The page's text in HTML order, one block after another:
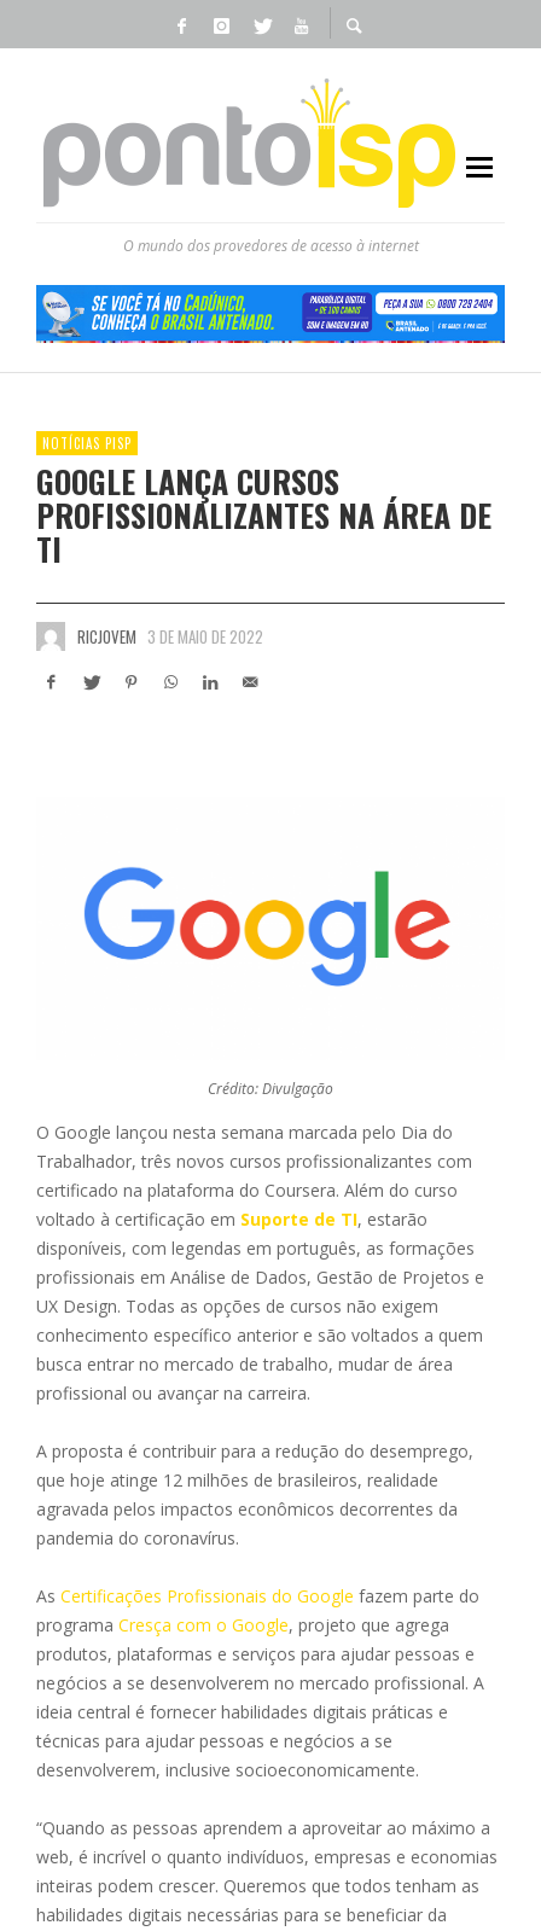
O mundo dos provedores de acesso à internet
NOTÍCIAS PISP
GOOGLE LANÇA CURSOS
PROFISSIONALIZANTES NA ÁREA DE
TI
RICJOVEM 3 DE MAIO DE 2022
Crédito: Divulgação
O Google lançou nesta semana marcada pelo Dia do
Trabalhador, três novos cursos profissionalizantes com
certificado na plataforma do Coursera. Além do curso
voltado à certificação em Suporte de TI, estarão
disponíveis, com legendas em português, as formações
profissionais em Análise de Dados, Gestão de Projetos e
UX Design. Todas as opções de cursos não exigem
conhecimento específico anterior e são voltados a quem
busca entrar no mercado de trabalho, mudar de área
profissional ou avançar na carreira.
A proposta é contribuir para a redução do desemprego,
que hoje atinge 12 milhões de brasileiros, realidade
agravada pelos impactos econômicos decorrentes da
pandemia do coronavírus.
As Certificações Profissionais do Google fazem parte do
programa Cresça com o Google, projeto que agrega
produtos, plataformas e serviços para ajudar pessoas e
negócios a se desenvolverem no mercado profissional. A
ideia central é fornecer habilidades digitais práticas e
técnicas para ajudar pessoas e negócios a se
desenvolverem, inclusive socioeconomicamente.
“Quando as pessoas aprendem a aproveitar ao máximo a
web, é incrível o quanto indivíduos, empresas e economias
inteiras podem crescer. Queremos que todos tenham as
habilidades digitais necessárias para se beneficiar da